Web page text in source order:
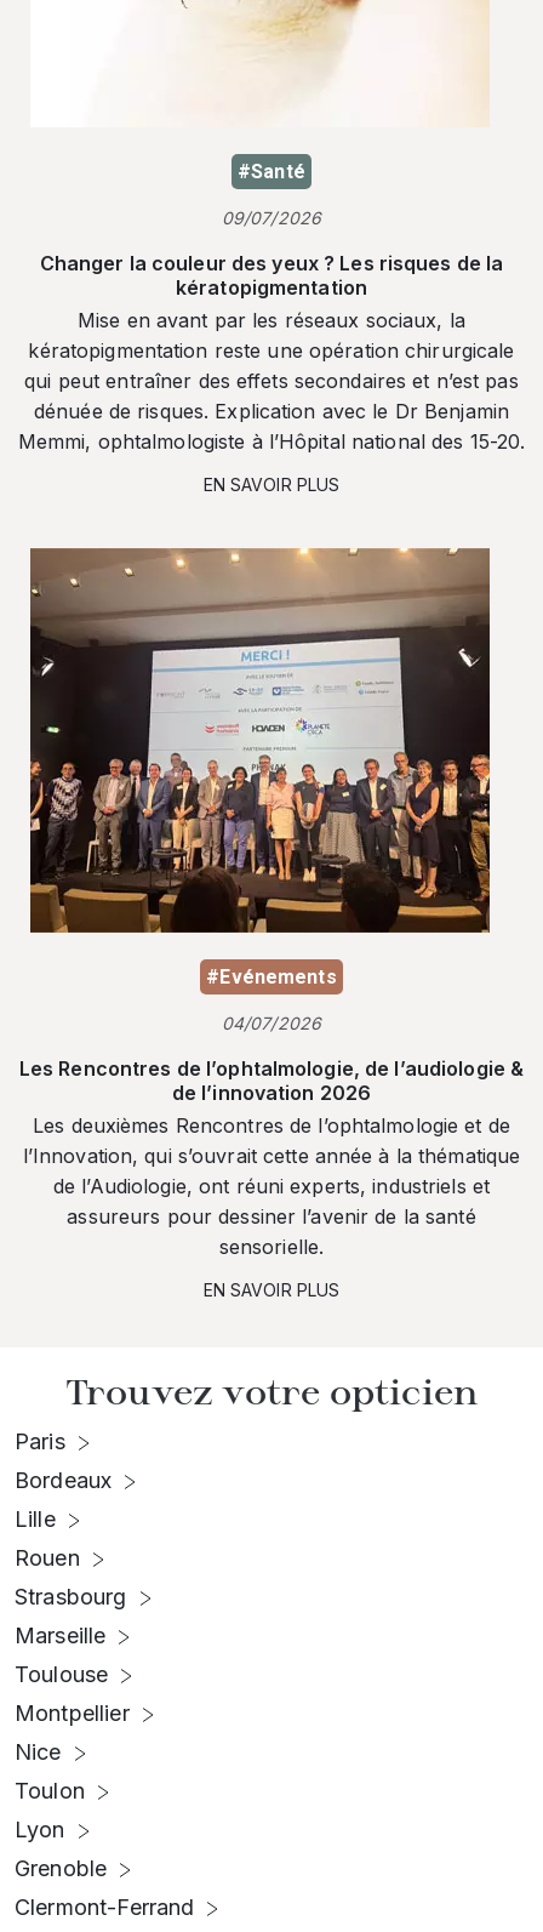
#Santé
09/07/2026
Changer la couleur des yeux ? Les risques de la
kératopigmentation
Mise en avant par les réseaux sociaux, la
kératopigmentation reste une opération chirurgicale
qui peut entraîner des effets secondaires et n’est pas
dénuée de risques. Explication avec le Dr Benjamin
Memmi, ophtalmologiste à l’Hôpital national des 15-20.
EN SAVOIR PLUS
#Evénements
04/07/2026
Les Rencontres de l’ophtalmologie, de l’audiologie &
de l’innovation 2026
Les deuxièmes Rencontres de l’ophtalmologie et de
l’Innovation, qui s’ouvrait cette année à la thématique
de l’Audiologie, ont réuni experts, industriels et
assureurs pour dessiner l’avenir de la santé
sensorielle.
EN SAVOIR PLUS
Trouvez votre opticien
Paris
Bordeaux
Lille
Rouen
Strasbourg
Marseille
Toulouse
Montpellier
Nice
Toulon
Lyon
Grenoble
Clermont-Ferrand